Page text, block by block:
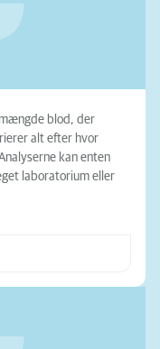
blod, der
alt efter hvor
kan enten
laboratorium eller